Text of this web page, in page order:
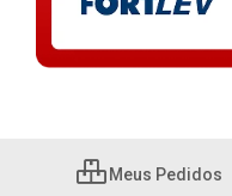
Meus Pedidos